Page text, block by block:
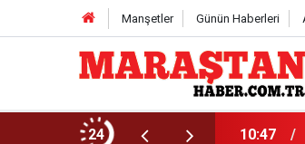
Manşetler Günün Haberleri
24 10:47